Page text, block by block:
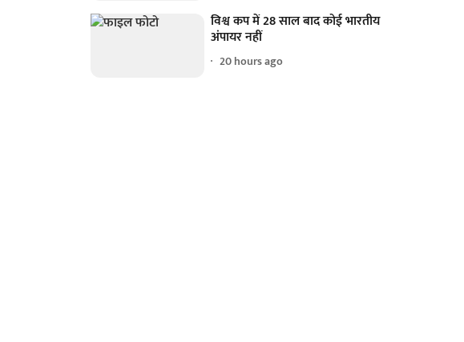
विश्व कप में 28 साल बाद कोई भारतीय
अंपायर नहीं
20 hours ago